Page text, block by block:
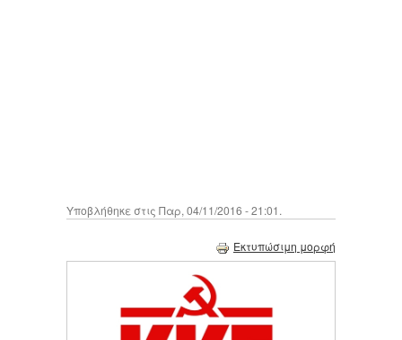
Υποβλήθηκε στις Παρ, 04/11/2016 - 21:01.
Εκτυπώσιμη μορφή